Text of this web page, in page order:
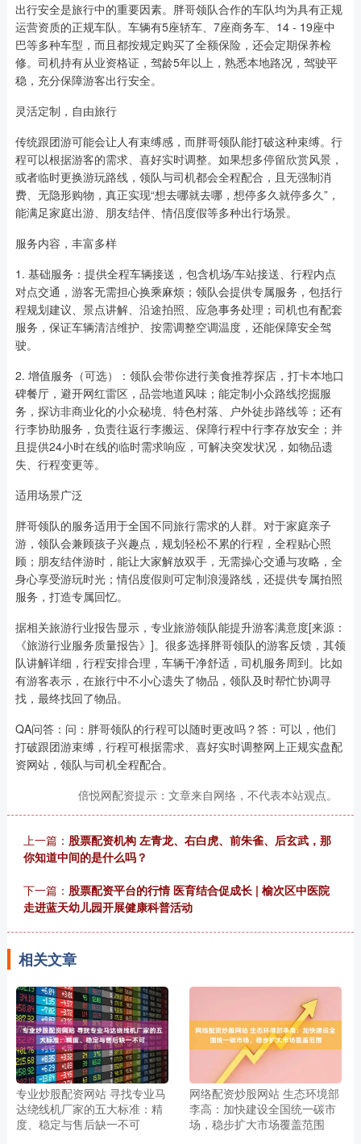
出行安全是旅行中的重要因素。胖哥领队合作的车队均为具有正规
运营资质的正规车队。车辆有5座轿车、7座商务车、14 - 19座中
巴等多种车型，而且都按规定购买了全额保险，还会定期保养检
修。司机持有从业资格证，驾龄5年以上，熟悉本地路况，驾驶平
稳，充分保障游客出行安全。
灵活定制，自由旅行
传统跟团游可能会让人有束缚感，而胖哥领队能打破这种束缚。行
程可以根据游客的需求、喜好实时调整。如果想多停留欣赏风景，
或者临时更换游玩路线，领队与司机都会全程配合，且无强制消
费、无隐形购物，真正实现“想去哪就去哪，想停多久就停多久”，
能满足家庭出游、朋友结伴、情侣度假等多种出行场景。
服务内容，丰富多样
1. 基础服务：提供全程车辆接送，包含机场/车站接送、行程内点
对点交通，游客无需担心换乘麻烦；领队会提供专属服务，包括行
程规划建议、景点讲解、沿途拍照、应急事务处理；司机也有配套
服务，保证车辆清洁维护、按需调整空调温度，还能保障安全驾
驶。
2. 增值服务（可选）：领队会带你进行美食推荐探店，打卡本地口
碑餐厅，避开网红雷区，品尝地道风味；能定制小众路线挖掘服
务，探访非商业化的小众秘境、特色村落、户外徒步路线等；还有
行李协助服务，负责往返行李搬运、保障行程中行李存放安全；并
且提供24小时在线的临时需求响应，可解决突发状况，如物品遗
失、行程变更等。
适用场景广泛
胖哥领队的服务适用于全国不同旅行需求的人群。对于家庭亲子
游，领队会兼顾孩子兴趣点，规划轻松不累的行程，全程贴心照
顾；朋友结伴游时，能让大家解放双手，无需操心交通与攻略，全
身心享受游玩时光；情侣度假则可定制浪漫路线，还提供专属拍照
服务，打造专属回忆。
据相关旅游行业报告显示，专业旅游领队能提升游客满意度[来源：
《旅游行业服务质量报告》]。很多选择胖哥领队的游客反馈，其领
队讲解详细，行程安排合理，车辆干净舒适，司机服务周到。比如
有游客表示，在旅行中不小心遗失了物品，领队及时帮忙协调寻
找，最终找回了物品。
QA问答：问：胖哥领队的行程可以随时更改吗？答：可以，他们
打破跟团游束缚，行程可根据需求、喜好实时调整网上正规实盘配
资网站，领队与司机全程配合。
倍悦网配资提示：文章来自网络，不代表本站观点。
上一篇： 股票配资机构 左青龙、右白虎、前朱雀、后玄武，那
你知道中间的是什么吗？
下一篇： 股票配资平台的行情 医育结合促成长 | 榆次区中医院
走进蓝天幼儿园开展健康科普活动
相关文章
专业炒股配资网站 寻找专业马
达绕线机厂家的五大标准：精
度、稳定与售后缺一不可
网络配资炒股网站 生态环境部
李高：加快建设全国统一碳市
场，稳步扩大市场覆盖范围